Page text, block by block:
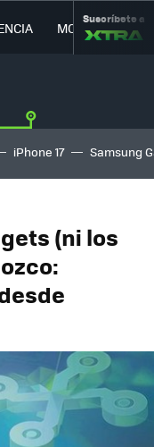
MOVILIDAD
Suscríbete a
iPhone 17 Samsung
(ni los